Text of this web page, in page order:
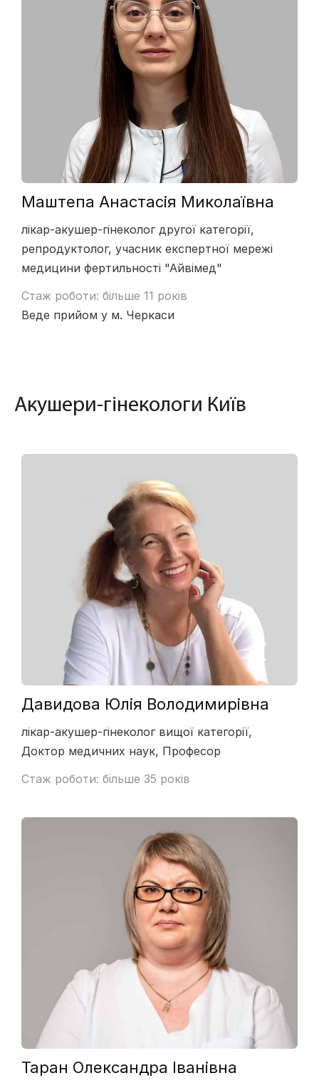
Маштепа Анастасія Миколаївна
лікар-акушер-гінеколог другої категорії,
репродуктолог, учасник експертної мережі
медицини фертильності "Айвімед"
Стаж роботи: більше 11 років
Веде прийом у м. Черкаси
Акушери-гінекологи Київ
Давидова Юлія Володимирівна
лікар-акушер-гінеколог вищої категорії,
Доктор медичних наук, Професор
Стаж роботи: більше 35 років
Таран Олександра Іванівна